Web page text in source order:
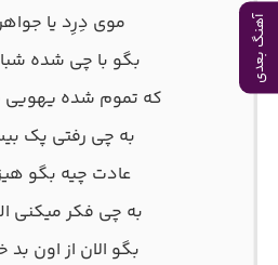
آهنگ بعدی
موی دِرِد یا
بگو با چی شده
که تموم شده یهویی
به چی رفتی پک
عادت چیه بگو
به چی فکر میکنی
بگو الان از اون